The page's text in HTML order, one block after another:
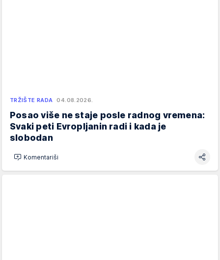
TRŽIŠTE RADA 04.08.2026.
Posao više ne staje posle radnog vremena:
Svaki peti Evropljanin radi i kada je
slobodan
Komentariši